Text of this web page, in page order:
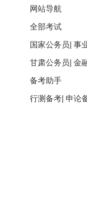
网站导航
全部考试
国家公务员 事
甘肃公务员 金
备考助手
行测备考 申论